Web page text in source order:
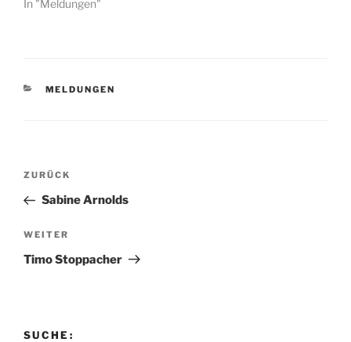
In "Meldungen"
KATEGORIEN
MELDUNGEN
Beitragsnavigation
Vorheriger
Beitrag
ZURÜCK
Sabine Arnolds
Nächster
Beitrag
WEITER
Timo Stoppacher
SUCHE: